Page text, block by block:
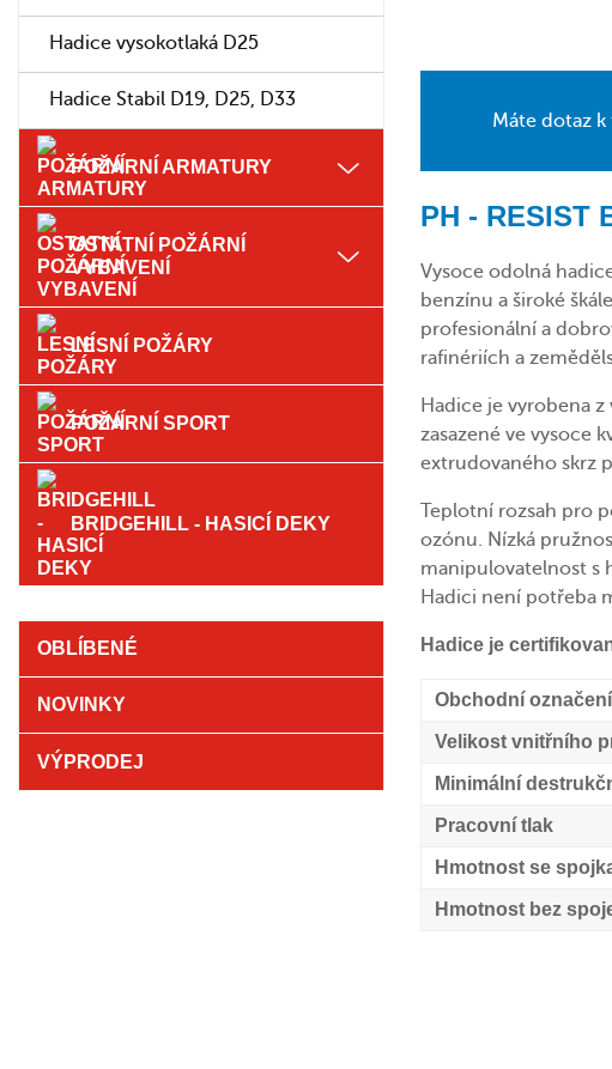
Hadice vysokotlaká D25
Hadice Stabil D19, D25, D33
POŽÁRNÍ ARMATURY
OSTATNÍ POŽÁRNÍ
VYBAVENÍ
LESNÍ POŽÁRY
POŽÁRNÍ SPORT
BRIDGEHILL - HASICÍ DEKY
OBLÍBENÉ
NOVINKY
VÝPRODEJ
Máte dotaz
PH - RESIST
Vysoce odolná
benzínu a široké
profesionální a
rafinériích a
Hadice je vyrobena
zasazené ve vysoce
extrudovaného skrz
Teplotní rozsah pro
ozónu. Nízká
manipulovatelnost s
Hadici není potřeba
Hadice je
Obchodní
Velikost vnitřního
Minimální
Pracovní tlak
Hmotnost se
Hmotnost bez